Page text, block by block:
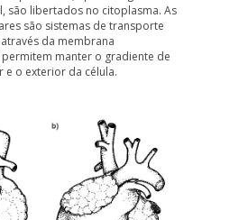
são libertados no citoplasma. As
são sistemas de transporte
da membrana
manter o gradiente de
e o exterior da célula.